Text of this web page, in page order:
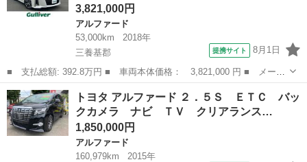
3,821,000円
アルファード
53,000km
2018年
三養基郡
提携サイト 8月1日
■ 支払総額: 392.8万円 ■ 車両本体価格： 3,821,000 円 ■ メーカ
ー名： トヨタ ■ 車種名： アルファード ■ グレード名： ２．
５Ｓ Ｃパッケージ 純正１０インチナビ サンルーフ レザーシー
ト バッ...
佐賀 三養基郡 アルファード
トヨタ アルファード ２．５Ｓ ＥＴＣ バッ
クカメラ ナビ ＴＶ クリアランス…
1,850,000円
アルファード
160,979km
2015年